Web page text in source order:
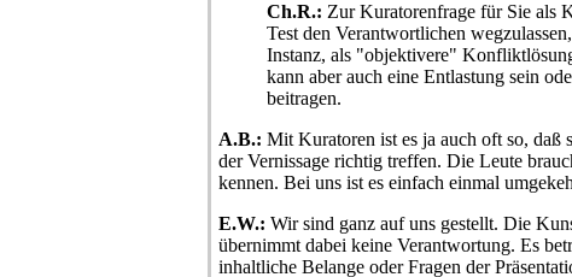
Ch.R.: Zur Kuratorenfrage für Sie als
Test den Verantwortlichen
Instanz, als "objektivere"
kann aber auch eine Entlastung sein
beitragen.
A.B.: Mit Kuratoren ist es ja auch oft so, daß
der Vernissage richtig treffen. Die Leute
kennen. Bei uns ist es einfach einmal
E.W.: Wir sind ganz auf uns gestellt. Die
übernimmt dabei keine Verantwortung. Es
inhaltliche Belange oder Fragen der